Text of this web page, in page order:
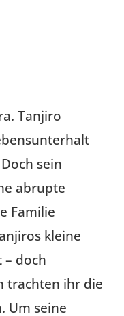
Tanjiro
sein
abrupte
Familie
kleine
– doch
trachten ihr die
Um seine